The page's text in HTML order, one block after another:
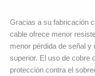
Gracias a su fabricación
cable ofrece menor
menor pérdida de señal y
superior. El uso de cobre
protección contra el